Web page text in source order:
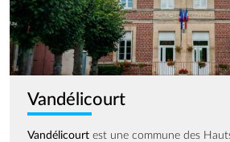
Vandélicourt
Vandélicourt est une commune des